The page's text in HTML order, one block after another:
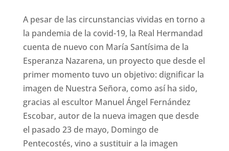
A pesar de las circunstancias vividas en torno a
la pandemia de la covid-19, la Real Hermandad
cuenta de nuevo con María Santísima de la
Esperanza Nazarena, un proyecto que desde el
primer momento tuvo un objetivo: dignificar la
imagen de Nuestra Señora, como así ha sido,
gracias al escultor Manuel Ángel Fernández
Escobar, autor de la nueva imagen que desde
el pasado 23 de mayo, Domingo de
Pentecostés, vino a sustituir a la imagen